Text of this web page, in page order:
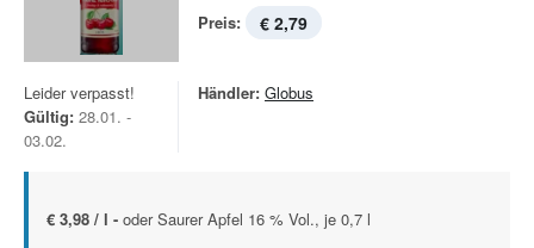
Preis: € 2,79
Leider verpasst!
Gültig: 28.01. -
03.02.
Händler: Globus
€ 3,98 / l - oder Saurer Apfel 16 % Vol., je 0,7 l